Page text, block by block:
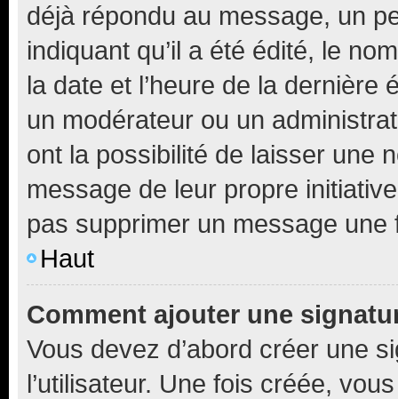
déjà répondu au message, un
indiquant qu’il a été édité, le
la date et l’heure de la dernière
un modérateur ou un
ont la possibilité de laisser une
message de leur propre
pas supprimer un message une
Haut
Comment ajouter une
Vous devez d’abord créer une
l’utilisateur. Une fois créée,